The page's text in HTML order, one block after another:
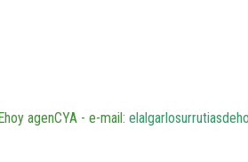
agenCYA - e-mail: